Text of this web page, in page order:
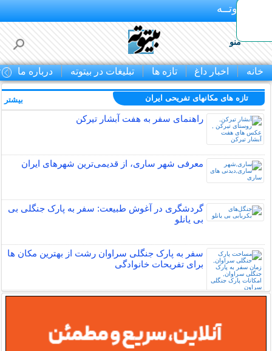
بـیتوتــه
منو
خانه اخبار داغ تازه ها تبلیغات در بیتوته درباره ما
تازه های مکانهای تفریحی ايران
راهنمای سفر به هفت آبشار تیرکن
معرفی شهر ساری، از قدیمی‌ترین شهرهای ایران
گردشگری در آغوش طبیعت: سفر به پارک جنگلی بی
بی یانلو
سفر به پارک جنگلی سراوان رشت از بهترین مکان ها
برای تفریحات خانوادگی
بیشتر